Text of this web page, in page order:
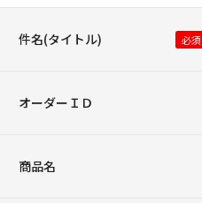
件名(タイトル)
オーダーＩＤ
商品名